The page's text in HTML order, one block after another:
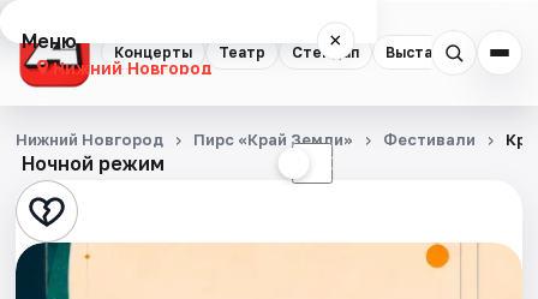
Концерты Театр Стендап Выставки
Меню ×
Нижний Новгород
Концерты
Театр
Стендап
Ночной режим ☾
Нижний Новгород Пирс «Край Земли» Фестивали